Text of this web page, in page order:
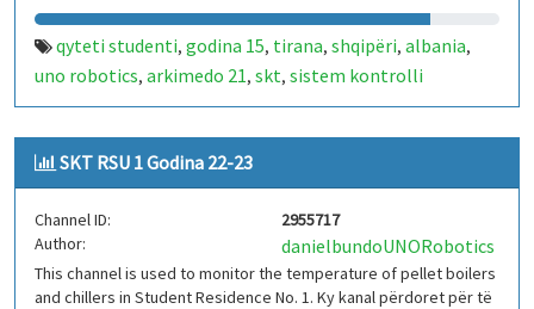
qyteti studenti, godina 15, tirana, shqipëri, albania,
uno robotics, arkimedo 21, skt, sistem kontrolli
temperature,iot,arduino,kaldajë,chiller,rsu 1
SKT RSU 1 Godina 22-23
Channel ID:
2955717
Author:
danielbundoUNORobotics
This channel is used to monitor the temperature of pellet boilers
and chillers in Student Residence No. 1. Ky kanal përdoret për të